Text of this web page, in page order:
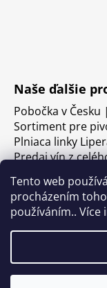
Tento web
procházením
používáním.. Více
Naše ďalšie
Pobočka v Česku
Sortiment pre
Plniaca linky
Predaj vín z